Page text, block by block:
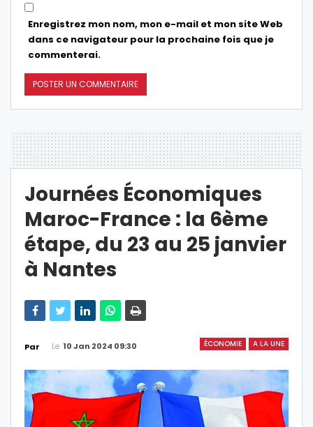
Enregistrez mon nom, mon e-mail et mon site Web
dans ce navigateur pour la prochaine fois que je
commenterai.
Journées Économiques
Maroc-France : la 6ème
étape, du 23 au 25 janvier
à Nantes
ÉCONOMIE A LA UNE
Par Le 10 Jan 2024 09:30